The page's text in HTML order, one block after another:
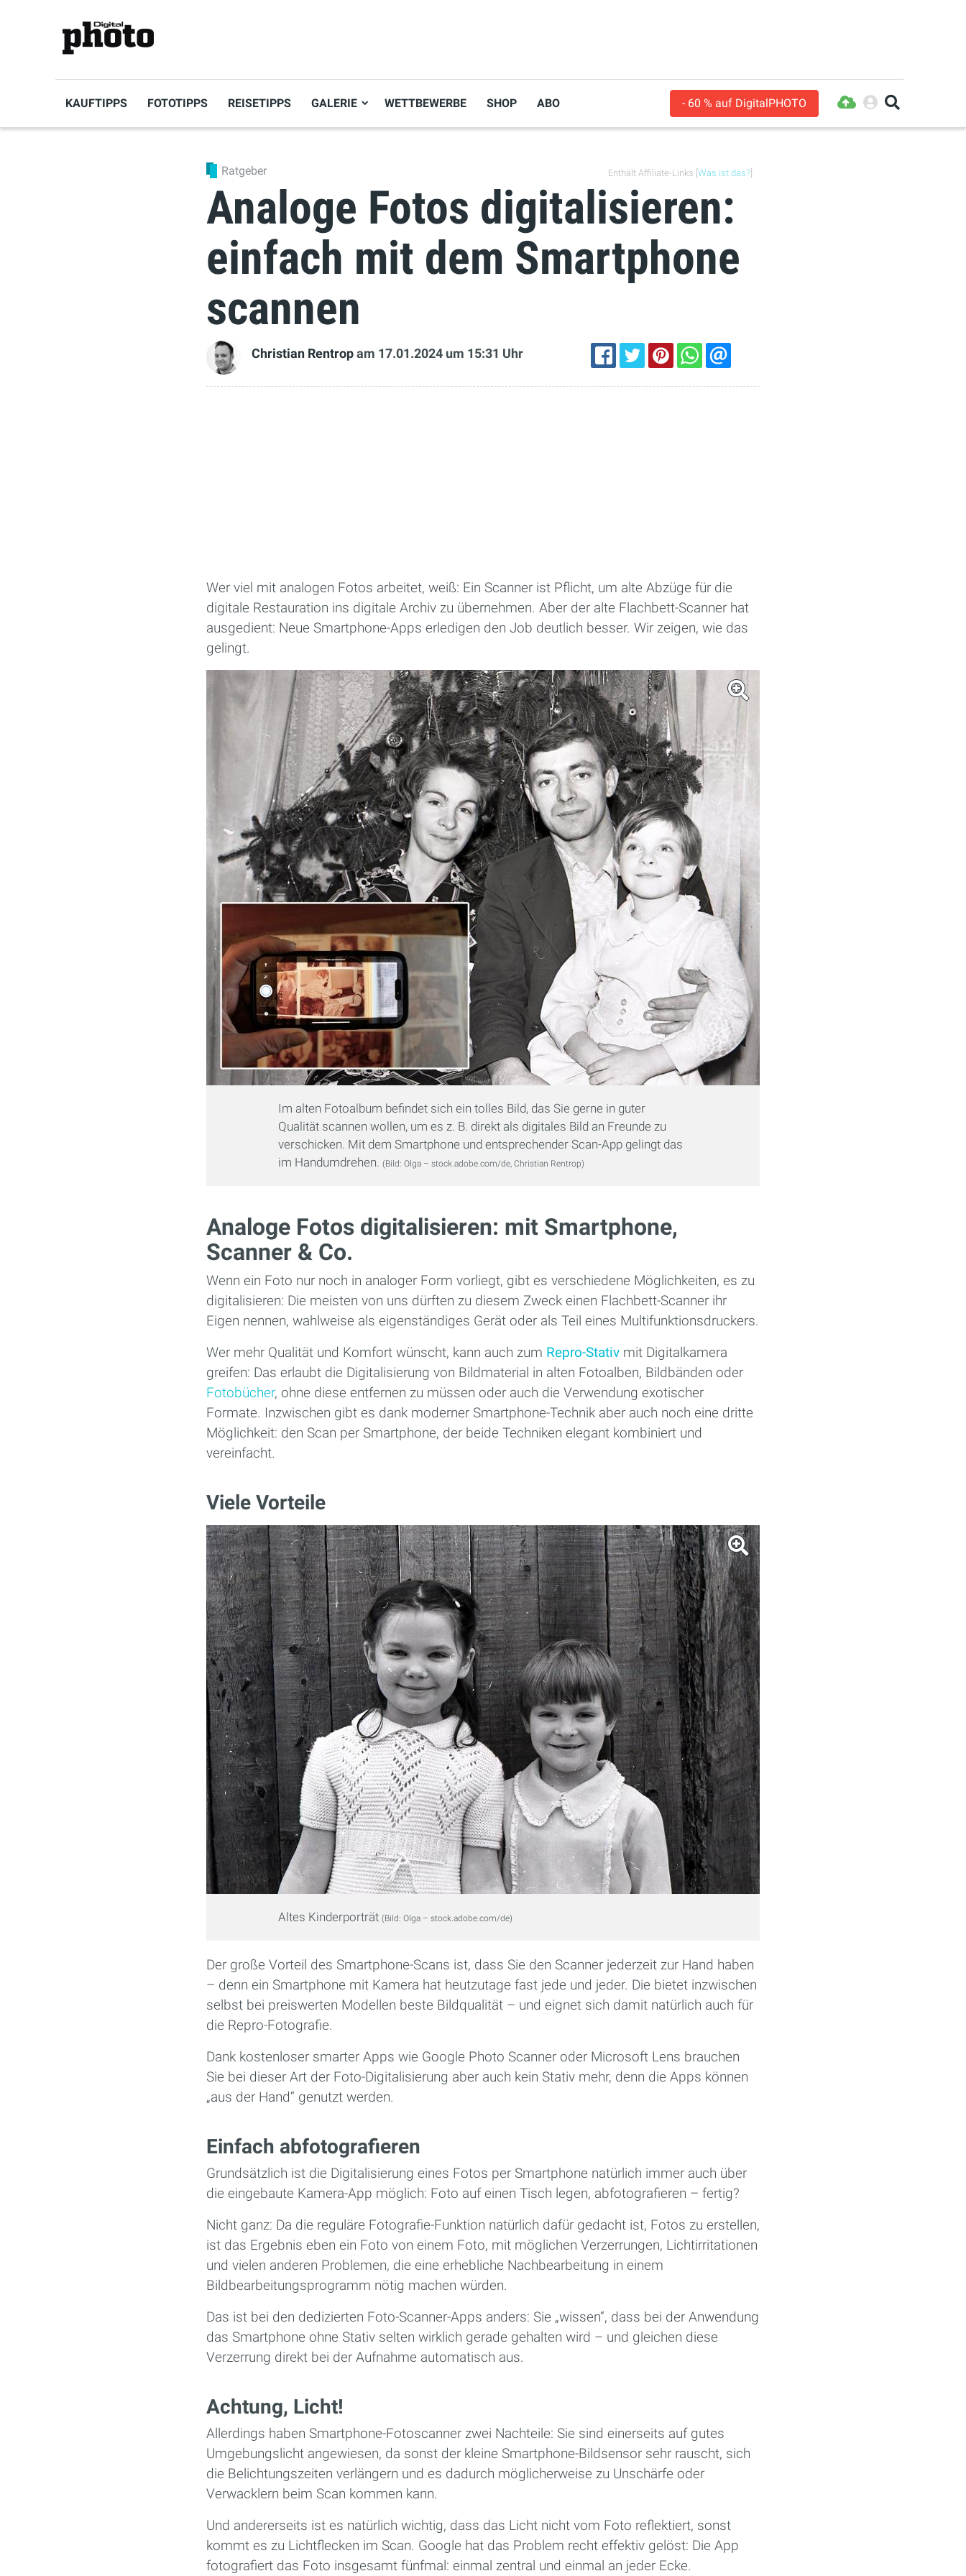
KAUFTIPPS FOTOTIPPS REISETIPPS GALERIE WETTBEWERBE SHOP ABO - 60 % auf DigitalPHOTO
Enthält Affiliate-Links [ Was ist das?
Ratgeber
Analoge Fotos digitalisieren:
einfach mit dem Smartphone
scannen
Christian Rentrop am 17.01.2024 um 15:31 Uhr
Wer viel mit analogen Fotos arbeitet, weiß: Ein Scanner ist Pflicht, um alte Abzüge für die
digitale Restauration ins digitale Archiv zu übernehmen. Aber der alte Flachbett-Scanner hat
ausgedient: Neue Smartphone-Apps erledigen den Job deutlich besser. Wir zeigen, wie das
gelingt.
Im alten Fotoalbum befindet sich ein tolles Bild, das Sie gerne in guter
Qualität scannen wollen, um es z. B. direkt als digitales Bild an Freunde zu
verschicken. Mit dem Smartphone und entsprechender Scan-App gelingt das
im Handumdrehen. (Bild: Olga – stock.adobe.com/de, Christian Rentrop)
Analoge Fotos digitalisieren: mit Smartphone,
Scanner & Co.
Wenn ein Foto nur noch in analoger Form vorliegt, gibt es verschiedene Möglichkeiten, es zu
digitalisieren: Die meisten von uns dürften zu diesem Zweck einen Flachbett-Scanner ihr
Eigen nennen, wahlweise als eigenständiges Gerät oder als Teil eines Multifunktionsdruckers.
Wer mehr Qualität und Komfort wünscht, kann auch zum Repro-Stativ mit Digitalkamera
greifen: Das erlaubt die Digitalisierung von Bildmaterial in alten Fotoalben, Bildbänden oder
Fotobücher, ohne diese entfernen zu müssen oder auch die Verwendung exotischer
Formate. Inzwischen gibt es dank moderner Smartphone-Technik aber auch noch eine dritte
Möglichkeit: den Scan per Smartphone, der beide Techniken elegant kombiniert und
vereinfacht.
Viele Vorteile
Altes Kinderporträt (Bild: Olga – stock.adobe.com/de)
Der große Vorteil des Smartphone-Scans ist, dass Sie den Scanner jederzeit zur Hand haben
– denn ein Smartphone mit Kamera hat heutzutage fast jede und jeder. Die bietet inzwischen
selbst bei preiswerten Modellen beste Bildqualität – und eignet sich damit natürlich auch für
die Repro-Fotografie.
Dank kostenloser smarter Apps wie Google Photo Scanner oder Microsoft Lens brauchen
Sie bei dieser Art der Foto-Digitalisierung aber auch kein Stativ mehr, denn die Apps können
„aus der Hand“ genutzt werden.
Einfach abfotografieren
Grundsätzlich ist die Digitalisierung eines Fotos per Smartphone natürlich immer auch über
die eingebaute Kamera-App möglich: Foto auf einen Tisch legen, abfotografieren – fertig?
Nicht ganz: Da die reguläre Fotografie-Funktion natürlich dafür gedacht ist, Fotos zu erstellen,
ist das Ergebnis eben ein Foto von einem Foto, mit möglichen Verzerrungen, Lichtirritationen
und vielen anderen Problemen, die eine erhebliche Nachbearbeitung in einem
Bildbearbeitungsprogramm nötig machen würden.
Das ist bei den dedizierten Foto-Scanner-Apps anders: Sie „wissen“, dass bei der Anwendung
das Smartphone ohne Stativ selten wirklich gerade gehalten wird – und gleichen diese
Verzerrung direkt bei der Aufnahme automatisch aus.
Achtung, Licht!
Allerdings haben Smartphone-Fotoscanner zwei Nachteile: Sie sind einerseits auf gutes
Umgebungslicht angewiesen, da sonst der kleine Smartphone-Bildsensor sehr rauscht, sich
die Belichtungszeiten verlängern und es dadurch möglicherweise zu Unschärfe oder
Verwacklern beim Scan kommen kann.
Und andererseits ist es natürlich wichtig, dass das Licht nicht vom Foto reflektiert, sonst
kommt es zu Lichtflecken im Scan. Google hat das Problem recht effektiv gelöst: Die App
fotografiert das Foto insgesamt fünfmal: einmal zentral und einmal an jeder Ecke.